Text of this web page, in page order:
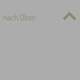
nach Oben